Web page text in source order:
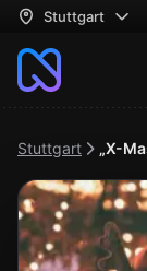
Stuttgart
Stuttgart „X-